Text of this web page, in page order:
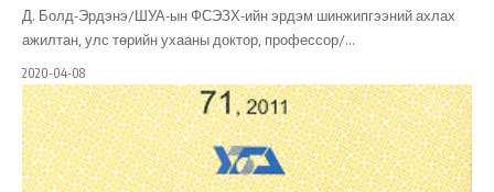
Д. Болд-Эрдэнэ/ШУА-ын ФСЭЗХ-ийн эрдэм шинжипгээний ахлах
ажилтан, улс төрийн ухааны доктор, профессор/…
2020-04-08